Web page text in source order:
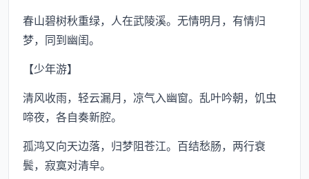
春山碧树秋重绿，人在武陵溪。无情明月，有情归
梦，同到幽闺。
【少年游】
清风收雨，轻云漏月，凉气入幽窗。乱叶吟朝，饥虫
啼夜，各自奏新腔。
孤鸿又向天边落，归梦阻苍江。百结愁肠，两行衰
鬓，寂寞对清皁。